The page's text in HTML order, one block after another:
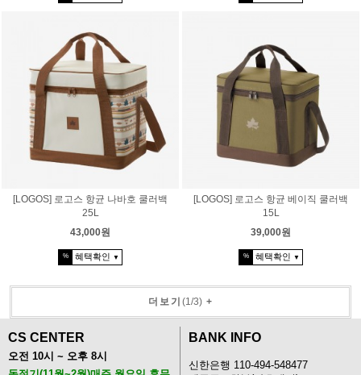
[LOGOS] 로고스 항균 나바호 쿨러백
25L
43,000원
% 혜택확인 ▼
[LOGOS] 로고스 항균 베이직 쿨러백
15L
39,000원
% 혜택확인 ▼
더보기 (1/3)+
CS CENTER
오전 10시 ~ 오후 8시
BANK INFO
신한은행 110-494-548477